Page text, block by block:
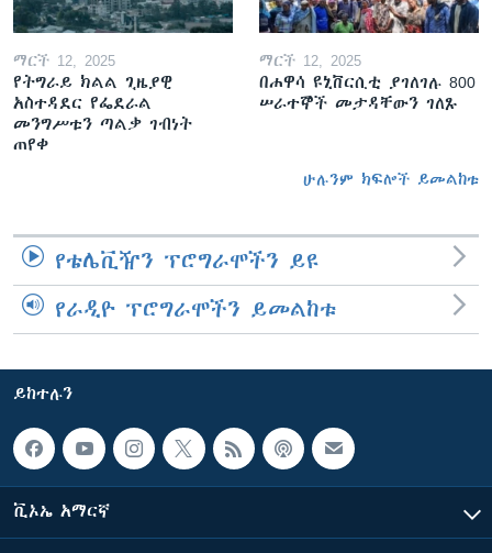
ማርች 12, 2025
የትግራይ ክልል ጊዜያዊ
አስተዳደር የፌደራል
መንግሥቱን ጣልቃ ገብነት
ጠየቀ
ማርች 12, 2025
በሐዋሳ ዩኒቨርሲቲ ያገለገሉ 800
ሠራተኞች መታዳቸውን ገለጹ
ሁሉንም ክፍሎች ይመልከቱ
የቴሌቪዥን ፕሮግራሞችን ይዩ
የራዲዮ ፕሮግራሞችን ይመልከቱ
ይከተሉን
ቪኦኤ አማርኛ